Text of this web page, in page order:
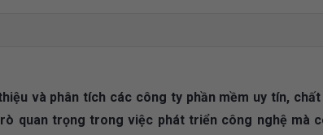
và phân tích các công ty phần mềm uy tín, chất
quan trọng trong việc phát triển công nghệ mà